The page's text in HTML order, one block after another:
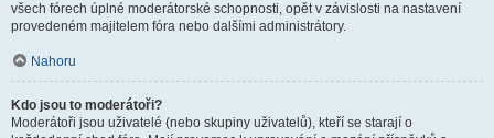
všech fórech úplné moderátorské schopnosti, opět v závislosti na nastavení
provedeném majitelem fóra nebo dalšími administrátory.
Nahoru
Kdo jsou to moderátoři?
Moderátoři jsou uživatelé (nebo skupiny uživatelů), kteří se starají o